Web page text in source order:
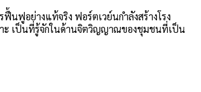
นฟูอย่างแท้จริง ฟอร์ตเวย์นกำลังสร้างโรง
าะ เป็นที่รู้จักในด้านจิตวิญญาณของชุมชนที่เป็น